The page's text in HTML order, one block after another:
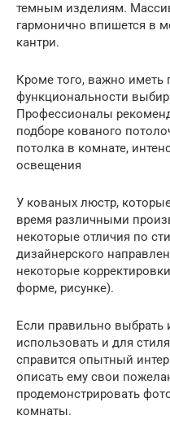
темным изделиям.
гармонично впишется в
кантри.
Кроме того, важно иметь
функциональности
Профессионалы
подборе кованого
потолка в комнате,
освещения
У кованых люстр,
время различными
некоторые отличия по
дизайнерского
некоторые
форме, рисунке).
Если правильно выбрать
использовать и для
справится опытный
описать ему свои
продемонстрировать
комнаты.